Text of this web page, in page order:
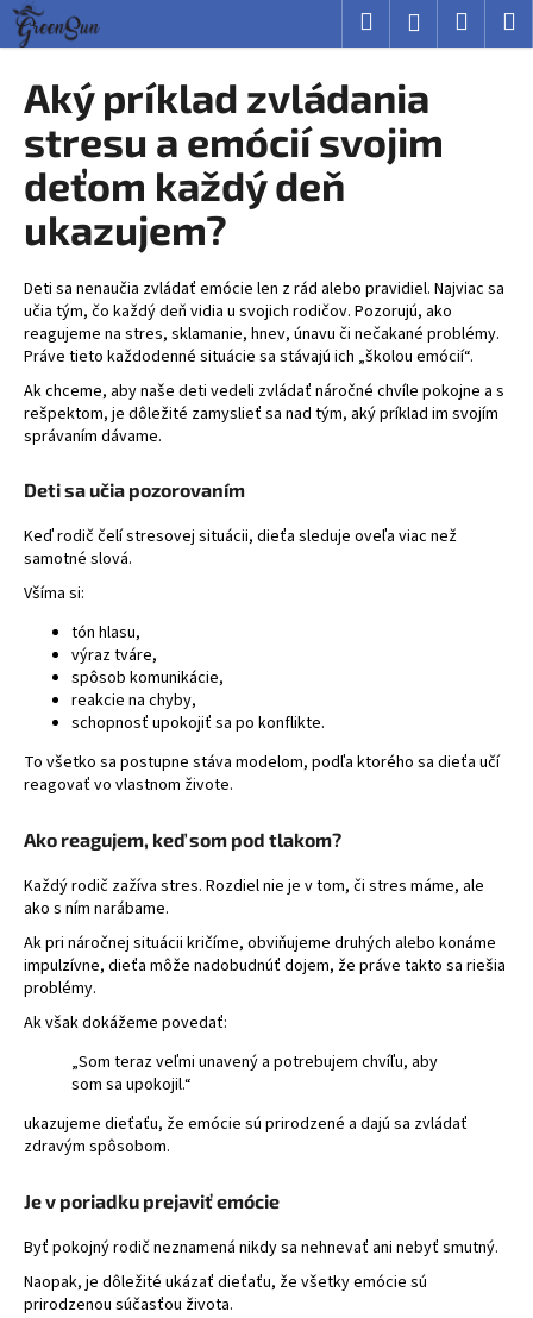
Prejsť
obsah
Hľadať Prihlásenie
Aký príklad zvládania
stresu a emócií svojim
deťom každý deň
ukazujem?
Deti sa nenaučia zvládať emócie len z rád alebo pravidiel. Najviac sa
učia tým, čo každý deň vidia u svojich rodičov. Pozorujú, ako
reagujeme na stres, sklamanie, hnev, únavu či nečakané problémy.
Práve tieto každodenné situácie sa stávajú ich „školou emócií“.
Ak chceme, aby naše deti vedeli zvládať náročné chvíle pokojne a s
rešpektom, je dôležité zamyslieť sa nad tým, aký príklad im svojím
správaním dávame.
Deti sa učia pozorovaním
Keď rodič čelí stresovej situácii, dieťa sleduje oveľa viac než
samotné slová.
Všíma si:
tón hlasu,
výraz tváre,
spôsob komunikácie,
reakcie na chyby,
schopnosť upokojiť sa po konflikte.
To všetko sa postupne stáva modelom, podľa ktorého sa dieťa učí
reagovať vo vlastnom živote.
Ako reagujem, keď som pod tlakom?
Každý rodič zažíva stres. Rozdiel nie je v tom, či stres máme, ale
ako s ním narábame.
Ak pri náročnej situácii kričíme, obviňujeme druhých alebo konáme
impulzívne, dieťa môže nadobudnúť dojem, že práve takto sa riešia
problémy.
Ak však dokážeme povedať:
„Som teraz veľmi unavený a potrebujem chvíľu, aby
som sa upokojil.“
ukazujeme dieťaťu, že emócie sú prirodzené a dajú sa zvládať
zdravým spôsobom.
Je v poriadku prejaviť emócie
Byť pokojný rodič neznamená nikdy sa nehnevať ani nebyť smutný.
Naopak, je dôležité ukázať dieťaťu, že všetky emócie sú
prirodzenou súčasťou života.
K
o
Č
o
p
o
t
r
e
b
u
j
e
e
n
á
j